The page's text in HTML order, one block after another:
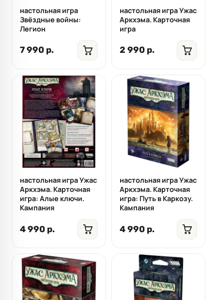
настольная игра
Звёздные войны:
Легион
7 990 р.
настольная игра Ужас
Аркхэма. Карточная
игра
2 990 р.
настольная игра Ужас
Аркхэма. Карточная
игра: Алые ключи.
Кампания
4 990 р.
настольная игра Ужас
Аркхэма. Карточная
игра: Путь в Каркозу.
Кампания
4 990 р.